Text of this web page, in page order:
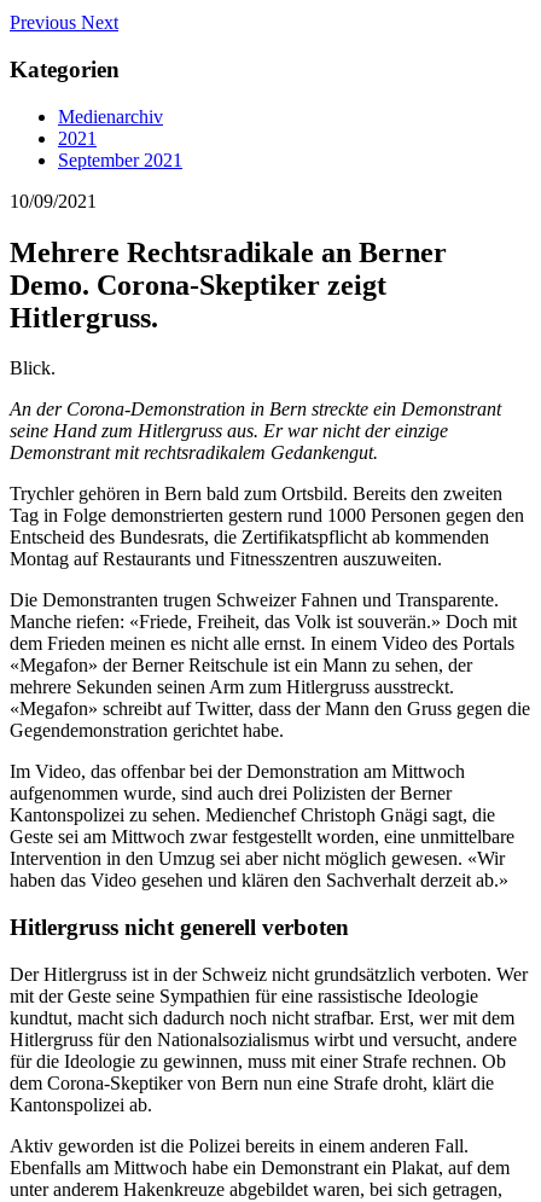
Previous Next
Kategorien
Medienarchiv
2021
September 2021
10/09/2021
Mehrere Rechtsradikale an Berner
Demo. Corona-Skeptiker zeigt
Hitlergruss.
Blick.
An der Corona-Demonstration in Bern streckte ein Demonstrant
seine Hand zum Hitlergruss aus. Er war nicht der einzige
Demonstrant mit rechtsradikalem Gedankengut.
Trychler gehören in Bern bald zum Ortsbild. Bereits den zweiten
Tag in Folge demonstrierten gestern rund 1000 Personen gegen den
Entscheid des Bundesrats, die Zertifikatspflicht ab kommenden
Montag auf Restaurants und Fitnesszentren auszuweiten.
Die Demonstranten trugen Schweizer Fahnen und Transparente.
Manche riefen: «Friede, Freiheit, das Volk ist souverän.» Doch mit
dem Frieden meinen es nicht alle ernst. In einem Video des Portals
«Megafon» der Berner Reitschule ist ein Mann zu sehen, der
mehrere Sekunden seinen Arm zum Hitlergruss ausstreckt.
«Megafon» schreibt auf Twitter, dass der Mann den Gruss gegen die
Gegendemonstration gerichtet habe.
Im Video, das offenbar bei der Demonstration am Mittwoch
aufgenommen wurde, sind auch drei Polizisten der Berner
Kantonspolizei zu sehen. Medienchef Christoph Gnägi sagt, die
Geste sei am Mittwoch zwar festgestellt worden, eine unmittelbare
Intervention in den Umzug sei aber nicht möglich gewesen. «Wir
haben das Video gesehen und klären den Sachverhalt derzeit ab.»
Hitlergruss nicht generell verboten
Der Hitlergruss ist in der Schweiz nicht grundsätzlich verboten. Wer
mit der Geste seine Sympathien für eine rassistische Ideologie
kundtut, macht sich dadurch noch nicht strafbar. Erst, wer mit dem
Hitlergruss für den Nationalsozialismus wirbt und versucht, andere
für die Ideologie zu gewinnen, muss mit einer Strafe rechnen. Ob
dem Corona-Skeptiker von Bern nun eine Strafe droht, klärt die
Kantonspolizei ab.
Aktiv geworden ist die Polizei bereits in einem anderen Fall.
Ebenfalls am Mittwoch habe ein Demonstrant ein Plakat, auf dem
unter anderem Hakenkreuze abgebildet waren, bei sich getragen,